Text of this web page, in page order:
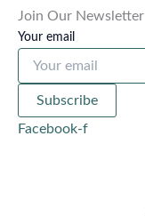
Join Our Newsletter
Your email
Subscribe
Facebook-f